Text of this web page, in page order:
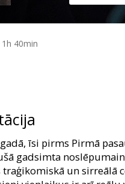
1h 40min
īsi pirms Pirmā
gadsimta
traģikomiskā un sirreālā